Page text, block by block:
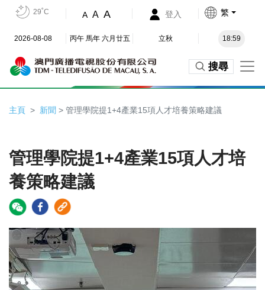
29˚C A A A 登入 繁
2026-08-08 丙午 馬年 六月廿五 立秋 18:59
搜尋
主頁 新聞 > 管理學院提1+4產業15項人才培養策略建議
管理學院提1+4產業15項人才培
養策略建議